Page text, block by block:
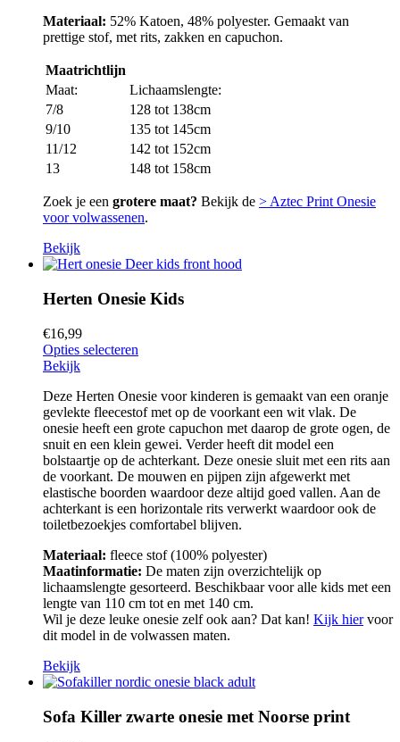
Materiaal: 52% Katoen, 48% polyester. Gemaakt van
prettige stof, met rits, zakken en capuchon.
Maatrichtlijn
Maat:
Lichaamslengte:
7/8
128 tot 138cm
9/10
135 tot 145cm
11/12
142 tot 152cm
13
148 tot 158cm
Zoek je een grotere maat? Bekijk de > Aztec Print Onesie
voor volwassenen.
Bekijk
Herten Onesie Kids
€16,99
Opties selecteren
Bekijk
Deze Herten Onesie voor kinderen is gemaakt van een oranje
gevlekte fleecestof met op de voorkant een wit vlak. De
onesie heeft een grote capuchon met daarop de grote ogen, de
snuit en een klein gewei. Verder heeft dit model een
bolstaartje op de achterkant. Deze onesie sluit met een rits aan
de voorkant. De mouwen en pijpen zijn afgewerkt met
elastische boorden waardoor deze altijd goed vallen. Aan de
achterkant is een horizontale rits verwerkt waardoor ook de
toiletbezoekjes comfortabel blijven.
Materiaal: fleece stof (100% polyester)
Maatinformatie: De maten zijn overzichtelijk op
lichaamslengte gesorteerd. Beschikbaar voor alle kids met een
lengte van 110 cm tot en met 140 cm.
Wil je deze leuke onesie zelf ook aan? Dat kan! Kijk hiervoor
dit model in de volwassen maten.
Bekijk
Sofa Killer zwarte onesie met Noorse print